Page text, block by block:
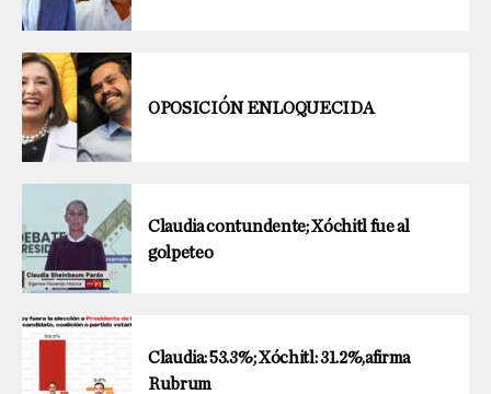
OPOSICIÓN ENLOQUECIDA
Claudia contundente; Xóchitl fue al
golpeteo
Claudia: 53.3%; Xóchitl: 31.2%,afirma
Rubrum